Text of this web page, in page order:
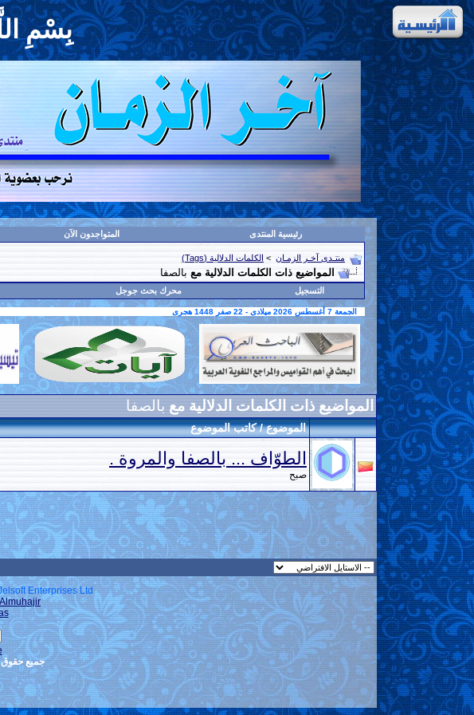
بِسْمِ
رئيسية المنتدى المتواجدون الآن
منتـدى آخـر الزمـان > الكلمات الدلالية (Tags)
المواضيع ذات الكلمات الدلالية مع بالصفا
التسجيل محرك بحث جوجل
الجمعة 7 أغسطس 2026 ميلادى - 22 صفر 1448 هجرى
المواضيع ذات الكلمات الدلالية مع بالصفا
الموضوع / كاتب الموضوع
الطوّاف ... بالصفا والمروة .
صبح
Enterprises Ltd.
جميع حقوق